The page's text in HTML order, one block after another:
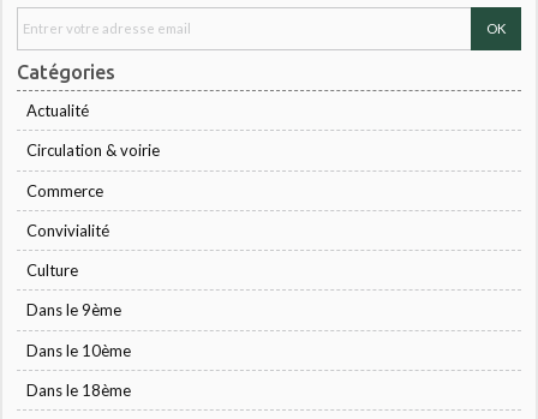
Catégories
Actualité
Circulation & voirie
Commerce
Convivialité
Culture
Dans le 9ème
Dans le 10ème
Dans le 18ème